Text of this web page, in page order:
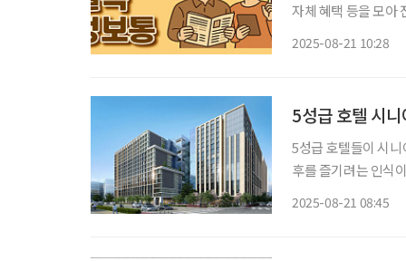
자체 혜택 등을 모아 전달 드립니다. 서울시, 중장년
2025-08-21 10:28
5성급 호텔 시
5성급 호텔들이 시
후를 즐기려는 인식
2025-08-21 08:45